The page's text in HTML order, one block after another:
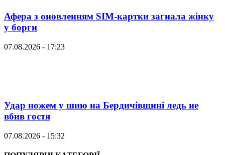
Афера з оновленням SIM-картки загнала жінку
у борги
07.08.2026 - 17:23
Удар ножем у шию на Бердичівщині ледь не
вбив гостя
07.08.2026 - 15:32